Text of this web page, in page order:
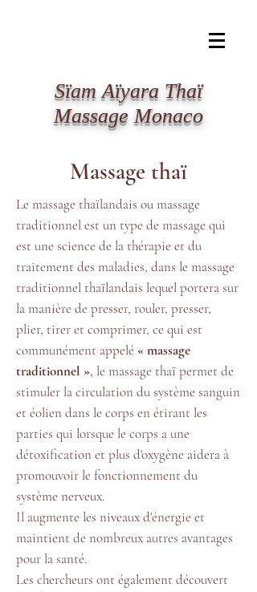
​Sïam Aïyara Thaï
Massage Monaco
Massage thaï
Le massage thaïlandais ou massage
traditionnelest un type de massage qui
est une science de la thérapie et du
traitement des maladies, dans le massage
traditionnel thaïlandais lequel portera sur
la manière de presser, rouler, presser,
plier, tirer et comprimer, ce qui est
communément appelé « massage
traditionnel », le massage thaï permet de
stimuler la circulation du système sanguin
et éolien dans le corps en étirant les
parties qui lorsque le corps a une
détoxification et plus d'oxygène aidera à
promouvoir le fonctionnement du
système nerveux.
Il augmente les niveaux d'énergie et
maintient de nombreux autres avantages
pour la santé.
Les chercheurs ont également découvert